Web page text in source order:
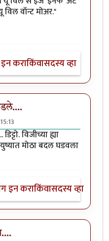
वॉन्ट मोअर."
कराकिंवासदस्य व्हा
थिंग व्हिच यू विल से इज
विजीच्या ह्या
मोठा बदल घडवला
इन कराकिंवासदस्य व्हा